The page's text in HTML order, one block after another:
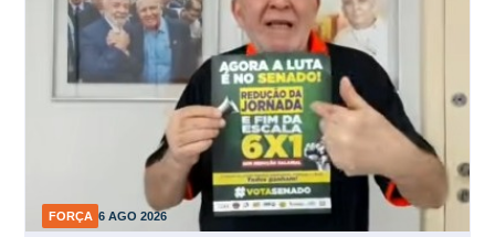
FORÇA 6 AGO 2026